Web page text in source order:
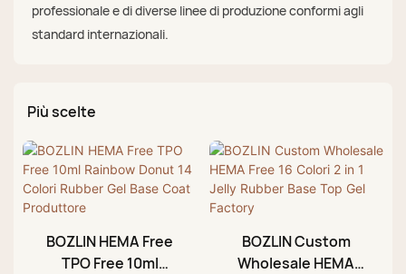
professionale e di diverse linee di produzione conformi agli
standard internazionali.
Più scelte
BOZLIN HEMA Free
TPO Free 10ml
BOZLIN Custom
Wholesale HEMA